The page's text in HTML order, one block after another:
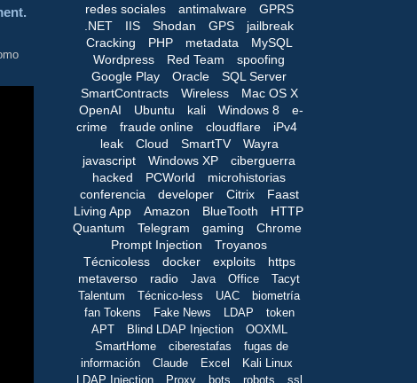
redes sociales
antimalware
GPRS
.NET
IIS Shodan GPS
jailbreak
Cracking
PHP metadata
MySQL
Wordpress
Red Team
spoofing
Google Play
Oracle
SQL Server
SmartContracts
Wireless
Mac OS X
OpenAI
Ubuntu kali Windows 8
e-
crime
fraude online cloudflare
iPv4
leak
Cloud SmartTV
Wayra
javascript
Windows XP
ciberguerra
hacked
PCWorld
microhistorias
conferencia
developer Citrix
Faast
Living App
Amazon BlueTooth
HTTP
Quantum
Telegram gaming
Chrome
Prompt Injection
Troyanos
Técnicoless
docker exploits
https
metaverso
radio Java Office
Tacyt
Talentum
Técnico-less UAC
biometría
fan Tokens
Fake News LDAP
token
APT
Blind LDAP Injection
OOXML
SmartHome
ciberestafas
fugas de
información
Claude Excel
Kali Linux
LDAP Injection
Proxy bots robots
ssl